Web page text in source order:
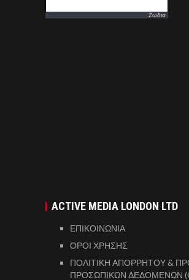
Ζωδια
ACTIVE MEDIA LONDON LTD
ΕΠΙΚΟΙΝΩΝΙΑ
ΟΡΟΙ ΧΡΗΣΗΣ
ΠΟΛΙΤΙΚΗ ΑΠΟΡΡΗΤΟΥ &
ΠΡΟΣΩΠΙΚΩΝ ΔΕΔΟΜΕΝΩΝ